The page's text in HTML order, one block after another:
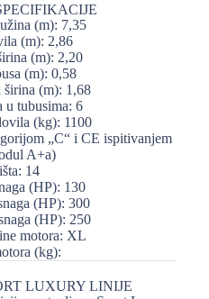
(m): 7,35
(m): 2,86
(m): 2,20
(m): 0,58
širina (m): 1,68
u tubusima: 6
(kg): 1100
„C“ i CE ispitivanjem
A+a)
14
(HP): 130
(HP): 300
(HP): 250
motora: XL
(kg):
LUXURY LINIJE